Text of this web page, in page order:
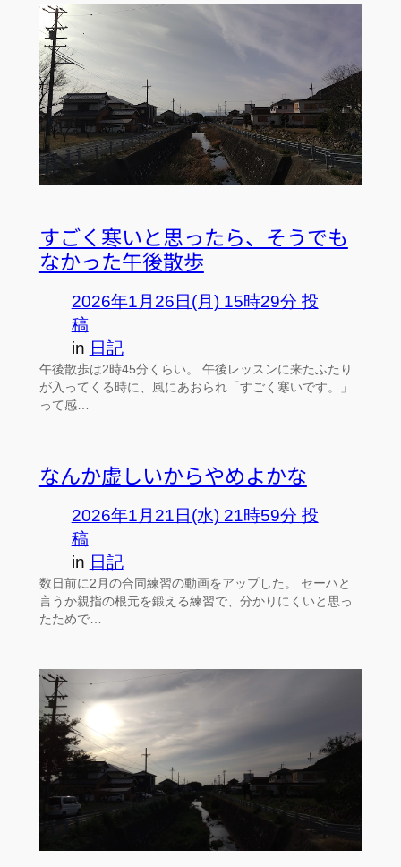
すごく寒いと思ったら、そうでも
なかった午後散歩
2026年1月26日(月) 15時29分 投
稿
in 日記
午後散歩は2時45分くらい。 午後レッスンに来たふたり
が入ってくる時に、風にあおられ「すごく寒いです。」
って感…
なんか虚しいからやめよかな
2026年1月21日(水) 21時59分 投
稿
in 日記
数日前に2月の合同練習の動画をアップした。 セーハと
言うか親指の根元を鍛える練習で、分かりにくいと思っ
たためで…